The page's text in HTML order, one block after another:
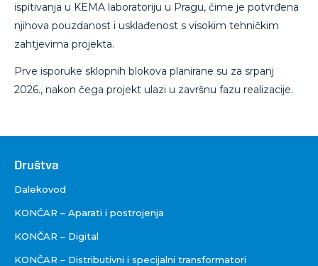
ispitivanja u KEMA laboratoriju u Pragu, čime je potvrđena
njihova pouzdanost i usklađenost s visokim tehničkim
zahtjevima projekta.
Prve isporuke sklopnih blokova planirane su za srpanj
2026., nakon čega projekt ulazi u završnu fazu realizacije.
Društva
Društva
Dalekovod
KONČAR – Aparati i postrojenja
KONČAR – Digital
KONČAR – Distributivni i specijalni transformatori